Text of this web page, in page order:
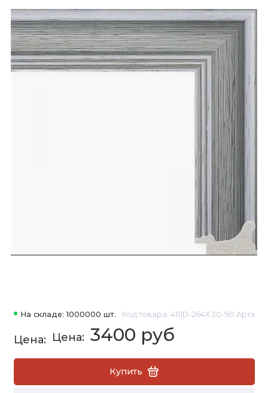
На складе: 1000000 шт. Код товара: 4111D-264X 30-90 Артэ
3400 руб
Купить